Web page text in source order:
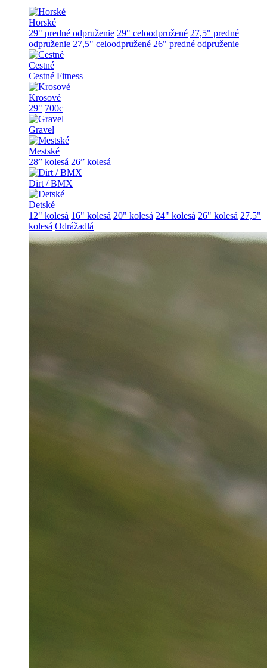
Horské
29" predné odpruženie 29" celoodpružené 27,5" predné
odpruženie 27,5" celoodpružené 26" predné odpruženie
Cestné
Cestné Fitness
Krosové
29" 700c
Gravel
Mestské
28” kolesá 26” kolesá
Dirt / BMX
Detské
12" kolesá 16" kolesá 20" kolesá 24" kolesá 26" kolesá 27,5"
kolesá Odrážadlá